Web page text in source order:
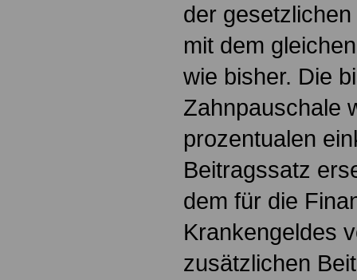
der
mit dem
wie bisher. Die
Zahnpauschale
prozentualen
Beitragssatz
dem für die
Krankengeldes
zusätzlichen